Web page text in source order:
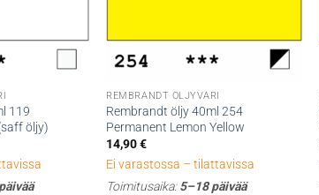
119
öljy)
REMBRANDT ÖLJYVÄRI
Rembrandt öljy 40ml 254
Permanent Lemon Yellow
14,90€
Ei varastossa – tilattavissa
Toimitusaika:5–18 päivää